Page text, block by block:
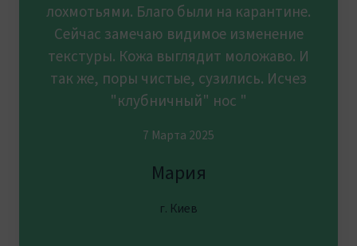
лохмотьями. Благо были на карантине.
Сейчас замечаю видимое изменение
текстуры. Кожа выглядит моложаво. И
так же, поры чистые, сузились. Исчез
"клубничный" нос "
7 Марта 2025
Мария
г. Киев